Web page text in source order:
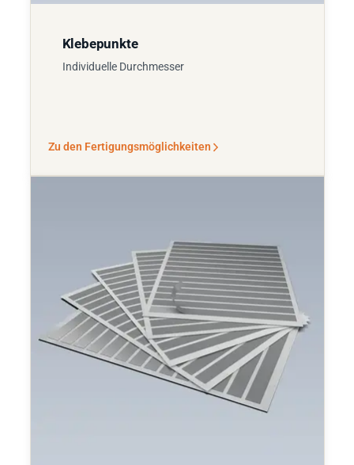
Klebepunkte
Individuelle Durchmesser
Zu den Fertigungsmöglichkeiten